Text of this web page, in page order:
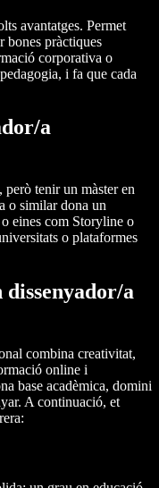
avantatges. Permet
bones pràctiques
corporativa o
i fa que cada
a
tenir un màster en
o similar dona un
eines com Storyline o
o plataformes
dissenyador/a
combina creativitat,
online i
base acadèmica, domini
A continuació, et